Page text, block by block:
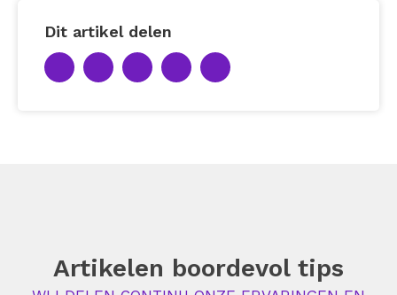
Dit artikel delen
Artikelen boordevol tips